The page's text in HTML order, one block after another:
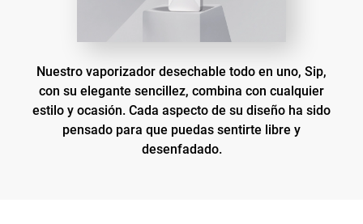
Nuestro vaporizador desechable todo en uno, Sip,
con su elegante sencillez, combina con cualquier
estilo y ocasión. Cada aspecto de su diseño ha sido
pensado para que puedas sentirte libre y
desenfadado.